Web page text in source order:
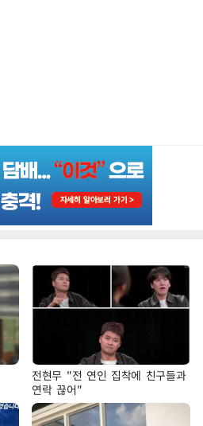
전현무 "전 연인 집착에 친구들과
연락 끊어"